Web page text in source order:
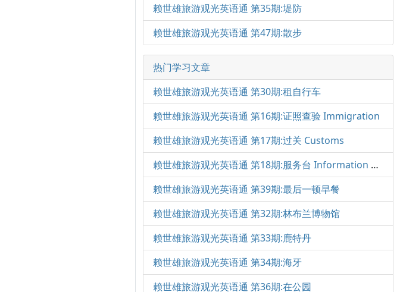
赖世雄旅游观光英语通 第35期:堤防
赖世雄旅游观光英语通 第47期:散步
热门学习文章
赖世雄旅游观光英语通 第30期:租自行车
赖世雄旅游观光英语通 第16期:证照查验 Immigration
赖世雄旅游观光英语通 第17期:过关 Customs
赖世雄旅游观光英语通 第18期:服务台 Information Desk
赖世雄旅游观光英语通 第39期:最后一顿早餐
赖世雄旅游观光英语通 第32期:林布兰博物馆
赖世雄旅游观光英语通 第33期:鹿特丹
赖世雄旅游观光英语通 第34期:海牙
赖世雄旅游观光英语通 第36期:在公园